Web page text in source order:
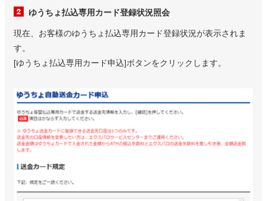
ゆうちょ払込専用カード登録状況照会
現在、お客様のゆうちょ払込専用カード登録状況が表示されま
す。
[ゆうちょ払込専用カード申込]ボタンをクリックします。